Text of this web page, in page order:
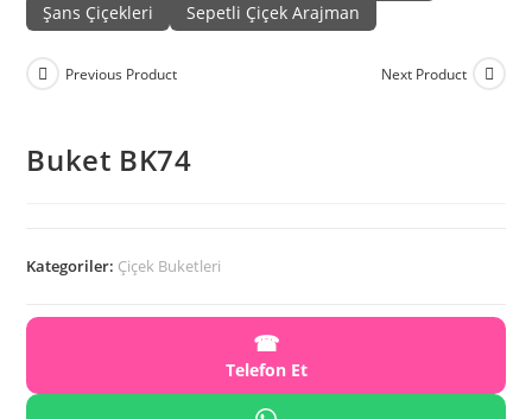
Şans Çiçekleri
Sepetli Çiçek Arajman
Previous Product Next Product
Buket BK74
Kategoriler: Çiçek Buketleri
☎
Telefon Et